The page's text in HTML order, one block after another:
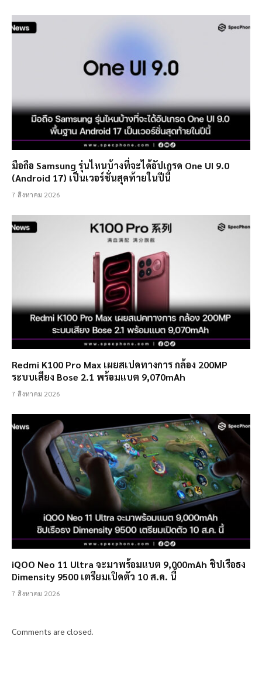
มือถือ Samsung รุ่นไหนบ้างที่จะได้อัปเกรด One UI 9.0
(Android 17) เป็นเวอร์ชั่นสุดท้ายในปีนี้
7 สิงหาคม 2026
Redmi K100 Pro Max เผยสเปคทางการ กล้อง 200MP
ระบบเสียง Bose 2.1 พร้อมแบต 9,070mAh
7 สิงหาคม 2026
iQOO Neo 11 Ultra จะมาพร้อมแบต 9,000mAh ชิปเรือธง
Dimensity 9500 เตรียมเปิดตัว 10 ส.ค. นี้
7 สิงหาคม 2026
Comments are closed.